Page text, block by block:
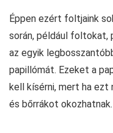
Éppen ezért foltjaink
során, például foltokat,
az egyik
papillómát. Ezeket a
kell kísérni, mert ha ezt
és bőrrákot okozhatnak.